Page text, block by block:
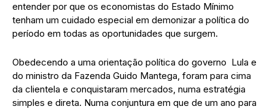
entender por que os economistas do Estado Mínimo
tenham um cuidado especial em demonizar a política do
período em todas as oportunidades que surgem.
Obedecendo a uma orientação política do governo Lula e
do ministro da Fazenda Guido Mantega, foram para cima
da clientela e conquistaram mercados, numa estratégia
simples e direta. Numa conjuntura em que de um ano para